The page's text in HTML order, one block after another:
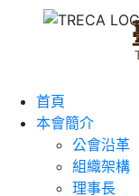
首頁
本會簡介
公會沿革
組織架構
理事長